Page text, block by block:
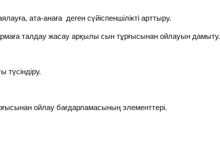
ата-анаға деген сүйіспеншілікті арттыру.
талдау жасау арқылы сын тұрғысынан ойлауын дамыту.
түсіндіру.
ойлау бағдарламасының элементтері.